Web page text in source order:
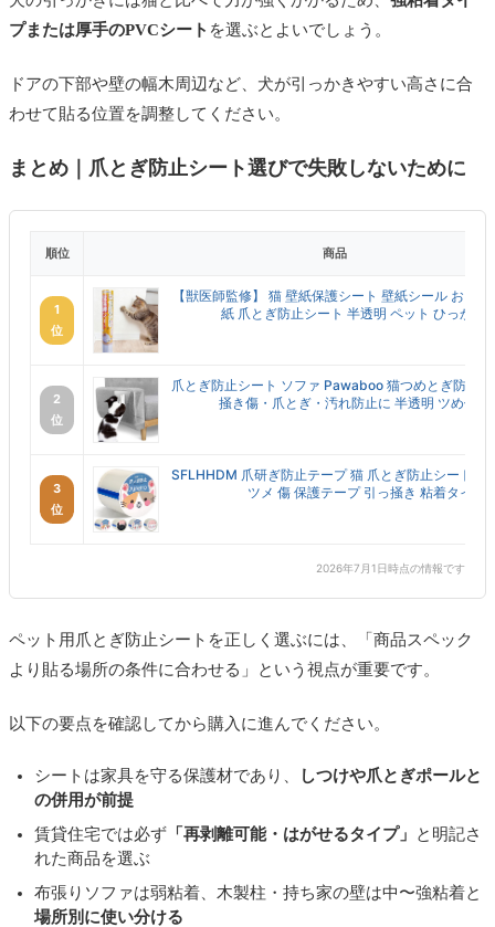
プまたは厚手のPVCシート を選ぶとよいでしょう。
ドアの下部や壁の幅木周辺など、犬が引っかきやすい高さに合
わせて貼る位置を調整してください。
まとめ｜爪とぎ防止シート選びで失敗しないために
順位 商品
1
位
【獣医師監修】 猫 壁紙保護シート 壁紙シール おし
紙 爪とぎ防止シート 半透明 ペット ひっかき
2
位
爪とぎ防止シート ソファ Pawaboo 猫つめとぎ防止
掻き傷・爪とぎ・汚れ防止に 半透明 ツめ傷保
3
位
SFLHHDM 爪研ぎ防止テープ 猫 爪とぎ防止シート 訓
ツメ 傷 保護テープ 引っ掻き 粘着タイプ
2026年7月1日時点の情報です
ペット用爪とぎ防止シートを正しく選ぶには、「商品スペック
より貼る場所の条件に合わせる」という視点が重要です。
以下の要点を確認してから購入に進んでください。
シートは家具を守る保護材であり、
しつけや爪とぎポールと
の併用が前提
賃貸住宅では必ず「再剥離可能・はがせるタイプ」
と明記さ
れた商品を選ぶ
布張りソファは弱粘着、木製柱・持ち家の壁は中〜強粘着と
場所別に使い分ける